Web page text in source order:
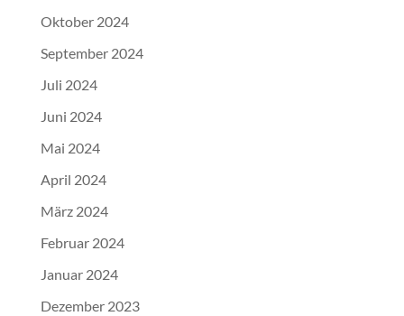
Oktober 2024
September 2024
Juli 2024
Juni 2024
Mai 2024
April 2024
März 2024
Februar 2024
Januar 2024
Dezember 2023